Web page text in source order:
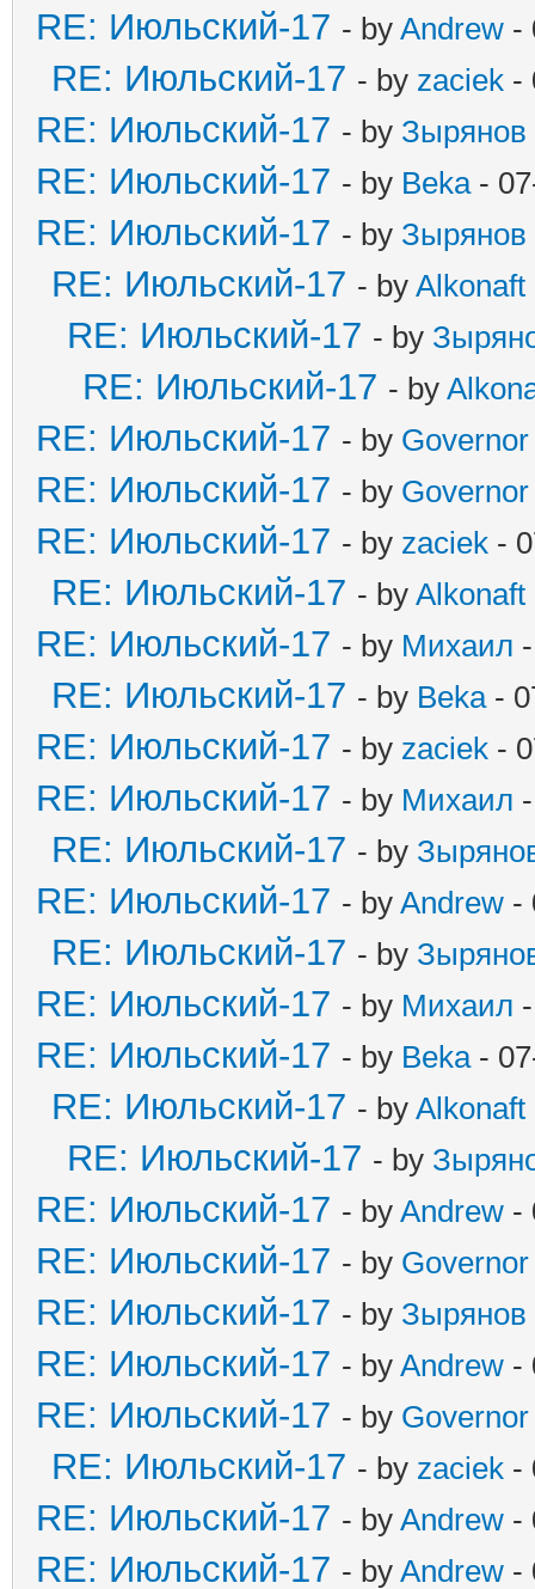
RE: Июльский-17 - by Andrew -
RE: Июльский-17 - by zaciek -
RE: Июльский-17 - by Зырянов
RE: Июльский-17 - by Beka-
RE: Июльский-17 - by Зырянов
RE: Июльский-17 - by Alkonaft
RE: Июльский-17 - by
RE: Июльский-17 - by
RE: Июльский-17 - by Governor
RE: Июльский-17 - by Governor
RE: Июльский-17 - by zaciek -
RE: Июльский-17 - by Alkonaft
RE: Июльский-17 - by Михаил
RE: Июльский-17 - by Beka-
RE: Июльский-17 - by zaciek -
RE: Июльский-17 - by Михаил
RE: Июльский-17 - by
RE: Июльский-17 - by Andrew -
RE: Июльский-17 - by
RE: Июльский-17 - by Михаил
RE: Июльский-17 - by Beka-
RE: Июльский-17 - by Alkonaft
RE: Июльский-17 - by
RE: Июльский-17 - by Andrew -
RE: Июльский-17 - by Governor
RE: Июльский-17 - by Зырянов
RE: Июльский-17 - by Andrew -
RE: Июльский-17 - by Governor
RE: Июльский-17 - by zaciek -
RE: Июльский-17 - by Andrew -
RE: Июльский-17 - by Andrew -